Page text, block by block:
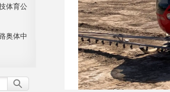
体育公
奥体中